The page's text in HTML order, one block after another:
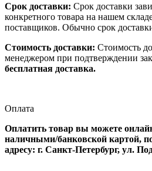
Срок доставки: Срок доставки
конкретного товара на нашем
поставщиков. Обычно срок
Стоимость доставки: Стоимость
менеджером при подтверждении
бесплатная доставка.
Оплата
Оплатить товар вы можете
наличными/банковской картой,
адресу: г. Санкт-Петербург, ул.